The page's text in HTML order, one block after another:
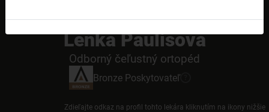
Lenka Paulisova
Odborný čeľustný ortopéd
Bronze Poskytovateľ
Zdieľajte odkaz na profil tohto lekára kliknutím na ikony nižšie